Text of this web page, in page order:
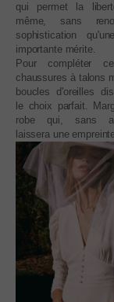
qui permet la
même, sans
sophistication
importante mérite.
Pour compléter
chaussures à talons
boucles d'oreilles
le choix parfait.
robe qui, sans
laissera une